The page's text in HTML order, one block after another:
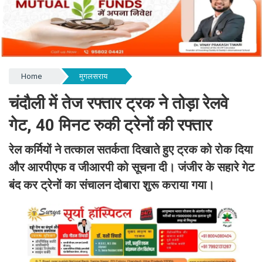
Home मुगलसराय
चंदौली में तेज रफ्तार ट्रक ने तोड़ा रेलवे
गेट, 40 मिनट रुकी ट्रेनों की रफ्तार
रेल कर्मियों ने तत्काल सतर्कता दिखाते हुए ट्रक को रोक दिया
और आरपीएफ व जीआरपी को सूचना दी। जंजीर के सहारे गेट
बंद कर ट्रेनों का संचालन दोबारा शुरू कराया गया।